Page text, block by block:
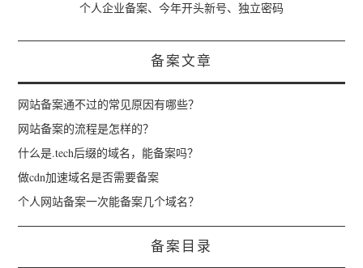
个人企业备案、今年开头新号、独立密码
备案文章
网站备案通不过的常见原因有哪些？
网站备案的流程是怎样的？
什么是.tech后缀的域名，能备案吗？
做cdn加速域名是否需要备案
个人网站备案一次能备案几个域名？
备案目录